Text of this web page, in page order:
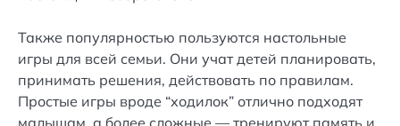
Также популярностью пользуются настольные
игры для всей семьи. Они учат детей планировать,
принимать решения, действовать по правилам.
Простые игры вроде “ходилок” отлично подходят